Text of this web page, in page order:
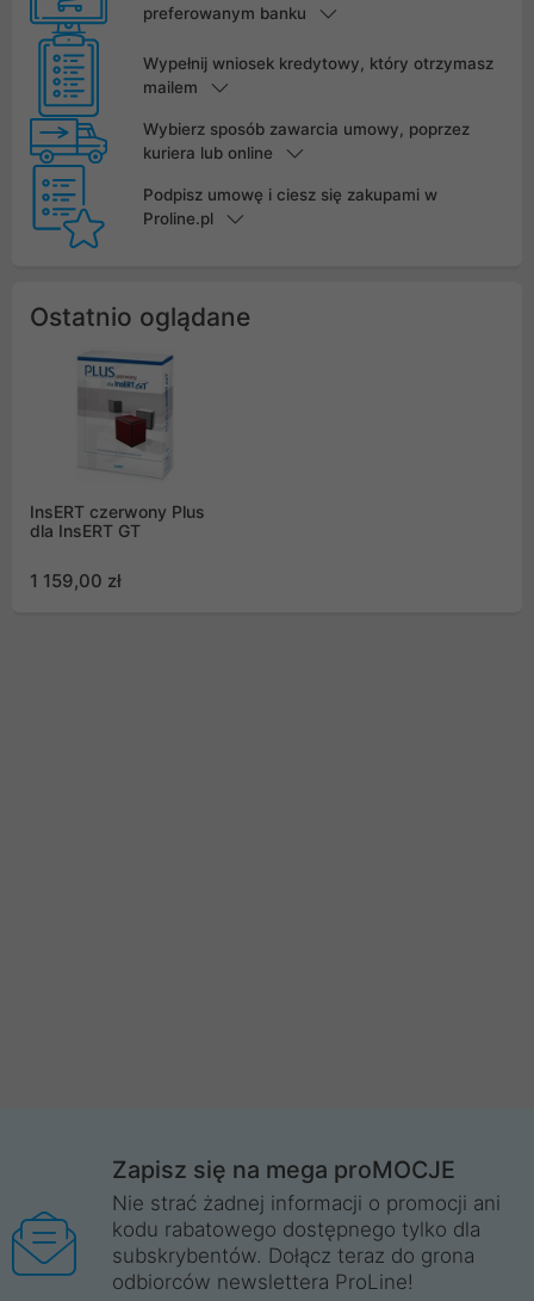
preferowanym banku
Wypełnij wniosek kredytowy, który otrzymasz
mailem
Wybierz sposób zawarcia umowy, poprzez
kuriera lub online
Podpisz umowę i ciesz się zakupami w
Proline.pl
Ostatnio oglądane
InsERT czerwony Plus
dla InsERT GT
1 159,00 zł
Zapisz się na mega proMOCJE
Nie strać żadnej informacji o promocji ani
kodu rabatowego dostępnego tylko dla
subskrybentów. Dołącz teraz do grona
odbiorców newslettera ProLine!